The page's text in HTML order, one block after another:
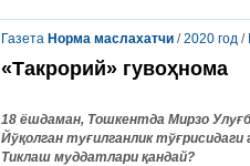
Газета Норма маслахатчи /2020 год /
«Такрорий» гувоҳнома
18 ёшдаман, Тошкентда Мирзо
Йўқолган туғилганлик
Тиклаш муддатлари қандай?